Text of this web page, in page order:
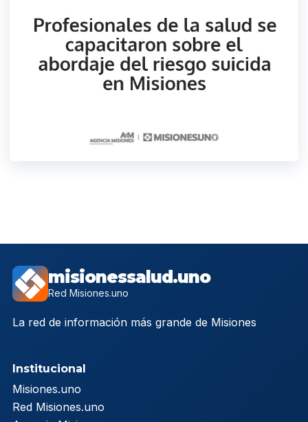
misionessalud.uno
Red Misiones.uno
La red de información más grande de Misiones
Institucional
Misiones.uno
Red Misiones.uno